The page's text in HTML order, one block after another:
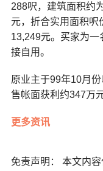
288呎，建筑面积约
元，折合实用面积呎
13,249元。买家为
接自用。
原业主于99年10月
售帐面获利约347万
更多资讯
免责声明： 本文内